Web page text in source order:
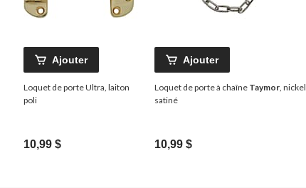
Ajouter
Loquet de porte Ultra, laiton
poli
10,99 $
Ajouter
Loquet de porte à chaîne Taymor, nickel
satiné
10,99 $